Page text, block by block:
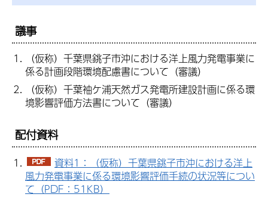
議事
（仮称）千葉県銚子市沖における洋上風力発電事業に
係る計画段階環境配慮書について（審議）
（仮称）千葉袖ケ浦天然ガス発電所建設計画に係る環
境影響評価方法書について（審議）
配付資料
資料1：（仮称）千葉県銚子市沖における洋上
風力発電事業に係る環境影響評価手続の状況等につい
て（PDF：51KB）